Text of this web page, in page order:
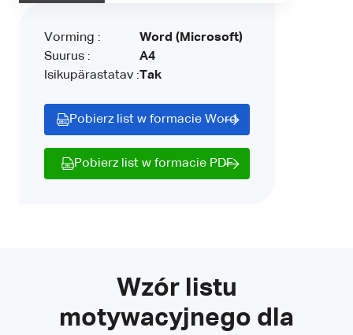
Vorming :
Suurus :
Isikupärastatav :
Word (Microsoft)
A4
Tak
Pobierz list w formacie Word
Pobierz list w formacie PDF
Wzór listu
motywacyjnego dla